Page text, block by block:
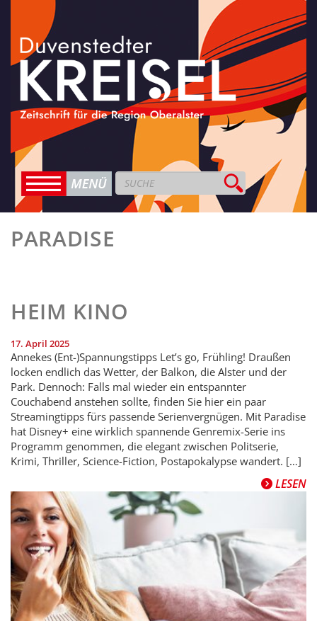
PARADISE
HEIM KINO
17. April 2025
Annekes (Ent-)Spannungstipps Let’s go, Frühling! Draußen
locken endlich das Wetter, der Balkon, die Alster und der
Park. Dennoch: Falls mal wieder ein entspannter
Couchabend anstehen sollte, finden Sie hier ein paar
Streamingtipps fürs passende Serienvergnügen. Mit Paradise
hat Disney+ eine wirklich spannende Genremix-Serie ins
Programm genommen, die elegant zwischen Politserie,
Krimi, Thriller, Science-Fiction, Postapokalypse wandert. […]
LESEN